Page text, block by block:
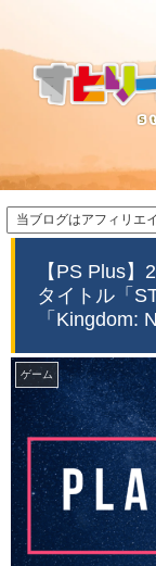
当ブログはアフィリエ
【PS Plus
タイトル「
「Kingdom:
ゲーム